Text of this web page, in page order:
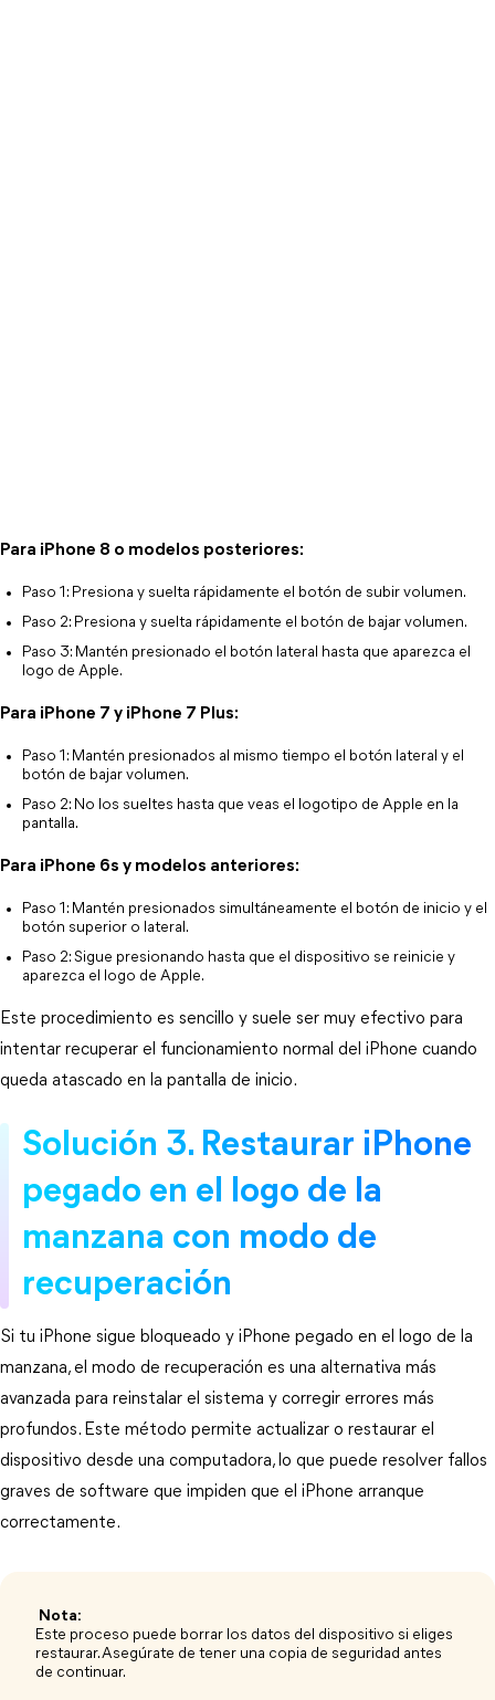
Para iPhone 8 o modelos posteriores:
Paso 1: Presiona y suelta rápidamente el botón de subir volumen.
Paso 2: Presiona y suelta rápidamente el botón de bajar volumen.
Paso 3: Mantén presionado el botón lateral hasta que aparezca el
logo de Apple.
Para iPhone 7 y iPhone 7 Plus:
Paso 1: Mantén presionados al mismo tiempo el botón lateral y el
botón de bajar volumen.
Paso 2: No los sueltes hasta que veas el logotipo de Apple en la
pantalla.
Para iPhone 6s y modelos anteriores:
Paso 1: Mantén presionados simultáneamente el botón de inicio y el
botón superior o lateral.
Paso 2: Sigue presionando hasta que el dispositivo se reinicie y
aparezca el logo de Apple.
Este procedimiento es sencillo y suele ser muy efectivo para
intentar recuperar el funcionamiento normal del iPhone cuando
queda atascado en la pantalla de inicio.
Solución 3. Restaurar iPhone
pegado en el logo de la
manzana con modo de
recuperación
Si tu iPhone sigue bloqueado y iPhone pegado en el logo de la
manzana, el modo de recuperación es una alternativa más
avanzada para reinstalar el sistema y corregir errores más
profundos. Este método permite actualizar o restaurar el
dispositivo desde una computadora, lo que puede resolver fallos
graves de software que impiden que el iPhone arranque
correctamente.
​ Nota: ​
Este proceso puede borrar los datos del dispositivo si eliges
restaurar. Asegúrate de tener una copia de seguridad antes
de continuar.